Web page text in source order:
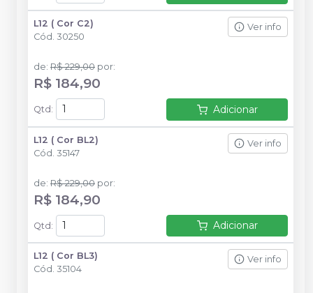
L12 ( Cor C2)
Cód. 30250
Ver info
de: R$ 229,00 por:
R$ 184,90
Qtd : Adicionar
L12 ( Cor BL2)
Cód. 35147
Ver info
de: R$ 229,00 por:
R$ 184,90
Qtd: Adicionar
L12 ( Cor BL3)
Cód. 35104
Ver info